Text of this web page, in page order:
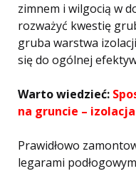
zimnem i wilgocią w
rozważyć kwestię
gruba warstwa
się do ogólnej
Warto wiedzieć:
na gruncie –
Prawidłowo
legarami